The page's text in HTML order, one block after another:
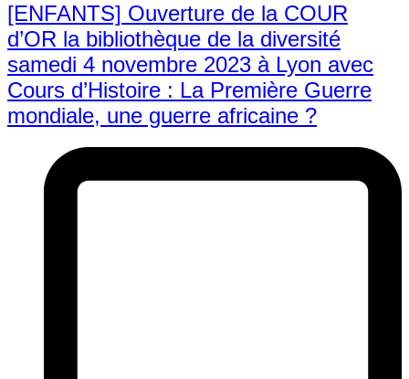
[ENFANTS] Ouverture de la COUR
d’OR la bibliothèque de la diversité
samedi 4 novembre 2023 à Lyon avec
Cours d’Histoire : La Première Guerre
mondiale, une guerre africaine ?